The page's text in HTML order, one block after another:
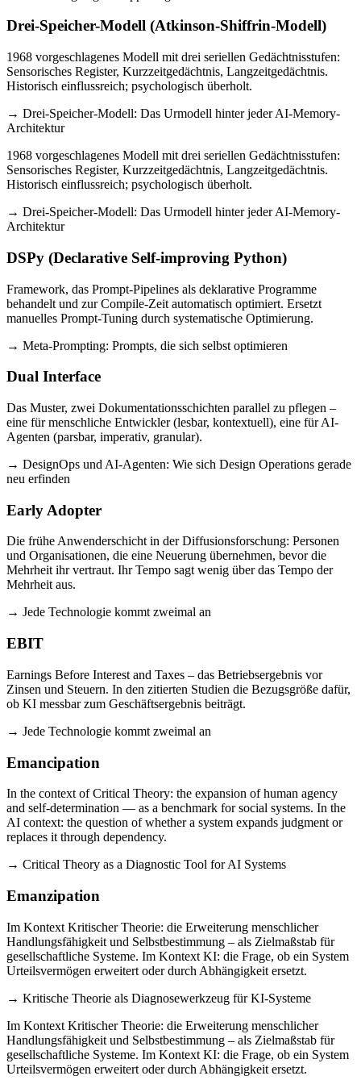
Drei-Speicher-Modell (Atkinson-Shiffrin-Modell)
1968 vorgeschlagenes Modell mit drei seriellen Gedächtnisstufen:
Sensorisches Register, Kurzzeitgedächtnis, Langzeitgedächtnis.
Historisch einflussreich; psychologisch überholt.
→ Drei-Speicher-Modell: Das Urmodell hinter jeder AI-Memory-
Architektur
1968 vorgeschlagenes Modell mit drei seriellen Gedächtnisstufen:
Sensorisches Register, Kurzzeitgedächtnis, Langzeitgedächtnis.
Historisch einflussreich; psychologisch überholt.
→ Drei-Speicher-Modell: Das Urmodell hinter jeder AI-Memory-
Architektur
DSPy (Declarative Self-improving Python)
Framework, das Prompt-Pipelines als deklarative Programme
behandelt und zur Compile-Zeit automatisch optimiert. Ersetzt
manuelles Prompt-Tuning durch systematische Optimierung.
→ Meta-Prompting: Prompts, die sich selbst optimieren
Dual Interface
Das Muster, zwei Dokumentationsschichten parallel zu pflegen –
eine für menschliche Entwickler (lesbar, kontextuell), eine für AI-
Agenten (parsbar, imperativ, granular).
→ DesignOps und AI-Agenten: Wie sich Design Operations gerade
neu erfinden
Early Adopter
Die frühe Anwenderschicht in der Diffusionsforschung: Personen
und Organisationen, die eine Neuerung übernehmen, bevor die
Mehrheit ihr vertraut. Ihr Tempo sagt wenig über das Tempo der
Mehrheit aus.
→ Jede Technologie kommt zweimal an
EBIT
Earnings Before Interest and Taxes – das Betriebsergebnis vor
Zinsen und Steuern. In den zitierten Studien die Bezugsgröße dafür,
ob KI messbar zum Geschäftsergebnis beiträgt.
→ Jede Technologie kommt zweimal an
Emancipation
In the context of Critical Theory: the expansion of human agency
and self-determination — as a benchmark for social systems. In the
AI context: the question of whether a system expands judgment or
replaces it through dependency.
→ Critical Theory as a Diagnostic Tool for AI Systems
Emanzipation
Im Kontext Kritischer Theorie: die Erweiterung menschlicher
Handlungsfähigkeit und Selbstbestimmung – als Zielmaßstab für
gesellschaftliche Systeme. Im Kontext KI: die Frage, ob ein System
Urteilsvermögen erweitert oder durch Abhängigkeit ersetzt.
→ Kritische Theorie als Diagnosewerkzeug für KI-Systeme
Im Kontext Kritischer Theorie: die Erweiterung menschlicher
Handlungsfähigkeit und Selbstbestimmung – als Zielmaßstab für
gesellschaftliche Systeme. Im Kontext KI: die Frage, ob ein System
Urteilsvermögen erweitert oder durch Abhängigkeit ersetzt.